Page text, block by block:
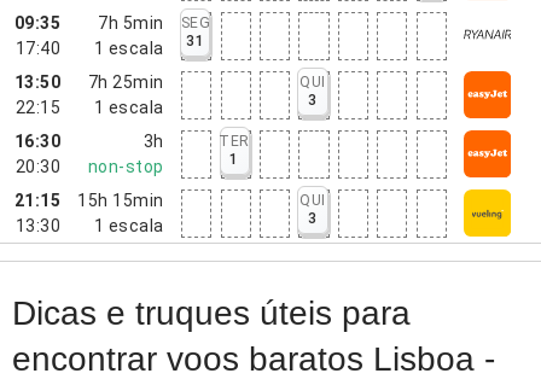
09:35
17:40
7h 5min
1 escala
SEG
31
13:50
22:15
7h 25min
1 escala
QUI
3
16:30
20:30
3h
non-stop
TER
1
21:15
13:30
15h 15min
1 escala
QUI
3
Dicas e truques úteis para
encontrar voos baratos Lisboa -